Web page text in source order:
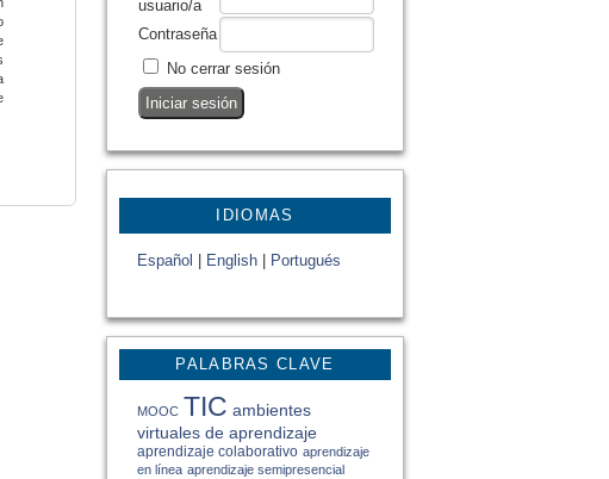
usuario/a
Contraseña
No cerrar sesión
IDIOMAS
Español English Portugués
PALABRAS CLAVE
MOOC TIC ambientes
virtuales de aprendizaje
aprendizaje colaborativo aprendizaje
en línea aprendizaje semipresencial